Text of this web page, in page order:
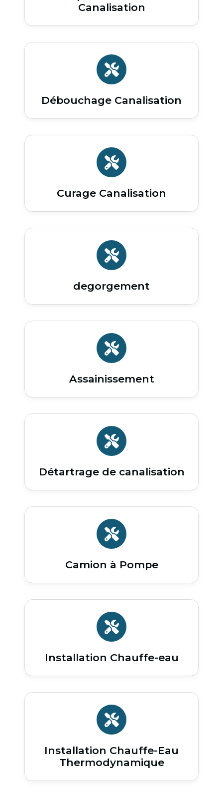
Canalisation
Débouchage Canalisation
Curage Canalisation
degorgement
Assainissement
Détartrage de canalisation
Camion à Pompe
Installation Chauffe-eau
Installation Chauffe-Eau
Thermodynamique